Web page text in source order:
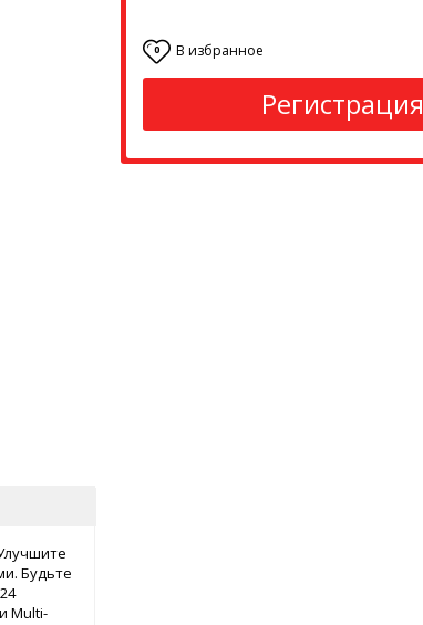
0 В избранное
Регистрация
Будьте
Multi-